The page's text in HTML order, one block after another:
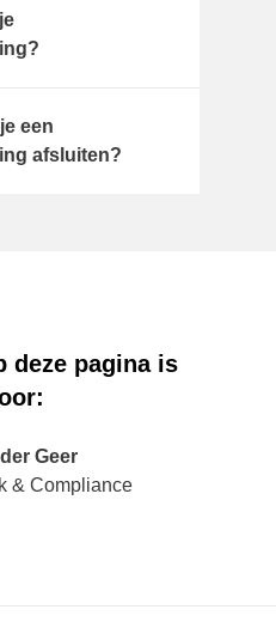
een
afsluiten?
deze pagina is
Geer
& Compliance